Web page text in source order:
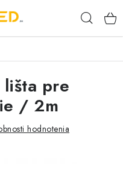
pre
/ 2m
hodnotenia